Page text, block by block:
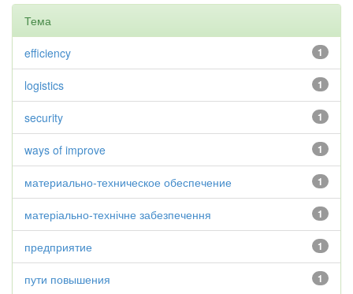
Тема
1
efficiency
1
logistics
1
security
1
ways of improve
1
материально-техническое обеспечение
1
матеріально-технічне забезпечення
1
предприятие
1
пути повышения